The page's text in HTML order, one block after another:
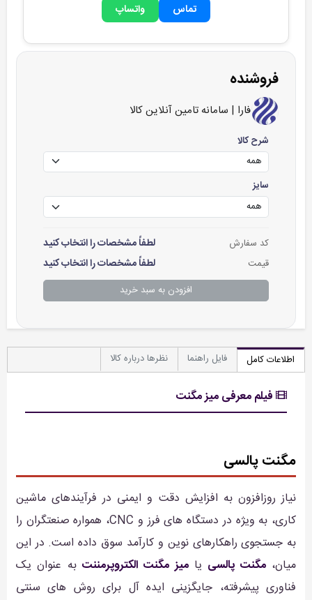
تماس واتساپ
فروشنده
فارا | سامانه تامین آنلاین کالا
شرح کالا
سایز
کد سفارش لطفاً مشخصات را انتخاب کنید
قیمت لطفاً مشخصات را انتخاب کنید
افزودن به سبد خرید
اطلاعات کامل فایل راهنما نظرها درباره کالا
فیلم معرفی میز مگنت
مگنت پالسی
نیاز روزافزون به افزایش دقت و ایمنی در فرآیندهای ماشین
کاری، به ویژه در دستگاه های فرز و CNC، همواره صنعتگران را
به جستجوی راهکارهای نوین و کارآمد سوق داده است. در این
میان،مگنت پالسی یامیز مگنت الکتروپرمننت به عنوان یک
فناوری پیشرفته، جایگزینی ایده آل برای روش های سنتی